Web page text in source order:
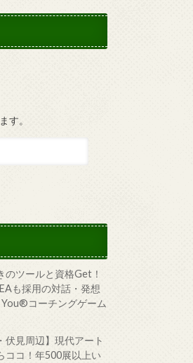
す。
のツールと資格Get！
も採用の対話・発想
コーチングゲーム
伏見周辺】現代アート
ココ！年500展以上い